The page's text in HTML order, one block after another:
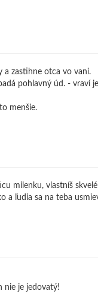
a zastihne otca vo vani.
pohlavný úd. - vraví
menšie.
milenku, vlastníš
a ľudia sa na teba
nie je jedovatý!